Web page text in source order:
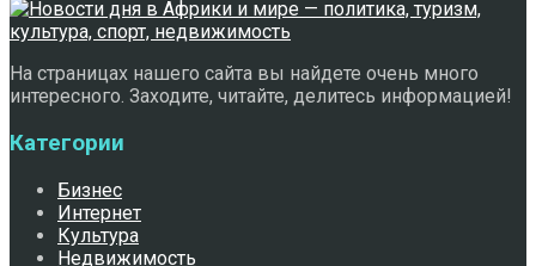
На страницах нашего сайта вы найдете очень много
интересного. Заходите, читайте, делитесь информацией!
Категории
Бизнес
Интернет
Культура
Недвижимость